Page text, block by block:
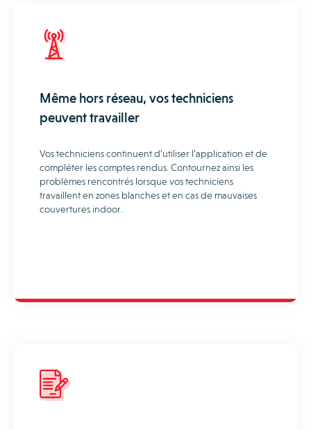
Même hors réseau, vos techniciens
peuvent travailler
Vos techniciens continuent d’utiliser l’application et de
compléter les comptes rendus. Contournez ainsi les
problèmes rencontrés lorsque vos techniciens
travaillent en zones blanches et en cas de mauvaises
couvertures indoor.